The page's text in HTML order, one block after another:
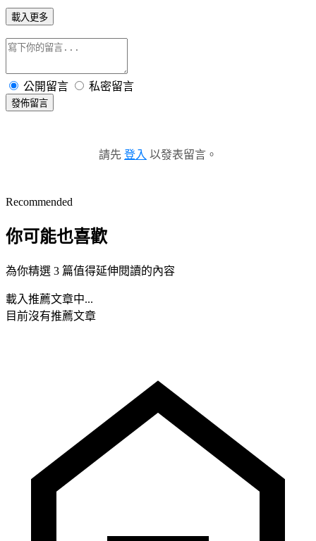
載入更多
公開留言 私密留言
發佈留言
請先 登入 以發表留言。
Recommended
你可能也喜歡
為你精選 3 篇值得延伸閱讀的內容
載入推薦文章中...
目前沒有推薦文章